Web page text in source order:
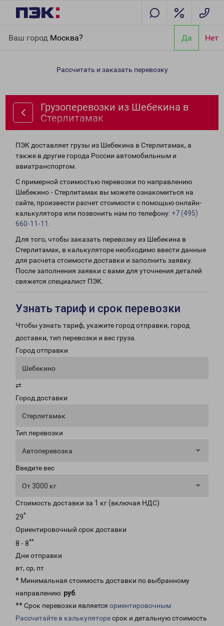
Ваш город Москва? Да Нет
Стерлитамак
Рассчитать и заказать перевозку
Грузоперевозки из Шебекина в
Стерлитамак
ПЭК доставляет грузы из Шебекина в Стерлитамак, а
также в другие города России автомобильным и
авиатранспортом.
С примерной стоимостью перевозки по направлению
Шебекино - Стерлитамак вы можете ознакомиться на
сайте, произвести расчет стоимости с помощью онлайн-
калькулятора или позвонить нам по телефону: +7 (495)
660-11-11
Для того, чтобы заказать перевозку из Шебекина в
Стерлитамак, в калькуляторе необходимо ввести данные
для расчета стоимости доставки и заполнить заявку.
После заполнения заявки с вами для уточнения деталей
свяжется специалист ПЭК.
Узнать тариф и срок перевозки
Чтобы узнать тариф, укажите город отправки, город
доставки, тип перевозки и вес груза.
Город отправки
Шебекино
⇄
Город доставки
Стерлитамак
Тип перевозки
Автоперевозка
Введите вес
От 3000 кг
Стоимость доставки за 1 кг (включая НДС)
29*
Ориентировочный срок доставки
8 - 8**
Дни отправки
вт, ср, пт
* Минимальная стоимость доставки по выбранному
направлению: руб.
** Срок перевозки является ориентировочным
Рассчитайте в калькуляторесрок и детальную стоимость